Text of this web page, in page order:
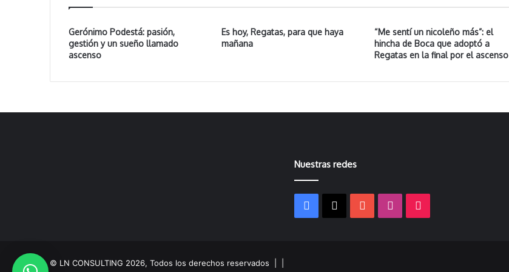
Gerónimo Podestá: pasión,
gestión y un sueño llamado
ascenso
Es hoy, Regatas, para que haya
mañana
“Me sentí un nicoleño más”: el
hincha de Boca que adoptó a
Regatas en la final por el ascenso
Nuestras redes
Facebook YouTubeInstagram
© LN CONSULTING 2026, Todos los derechos reservados |